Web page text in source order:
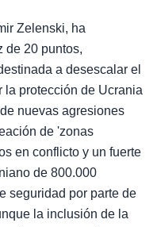
Zelenski, ha
de 20 puntos,
a desescalar el
la protección de Ucrania
nuevas agresiones
de 'zonas
en conflicto y un fuerte
de 800.000
seguridad por parte de
la inclusión de la